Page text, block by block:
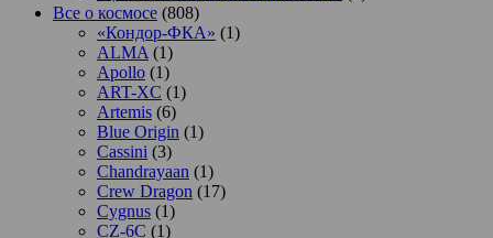
Все о космосе (808)
«Кондор-ФКА» (1)
ALMA (1)
Apollo (1)
ART-XC (1)
Artemis (6)
Blue Origin (1)
Cassini (3)
Chandrayaan (1)
Crew Dragon (17)
Cygnus (1)
CZ-6C (1)